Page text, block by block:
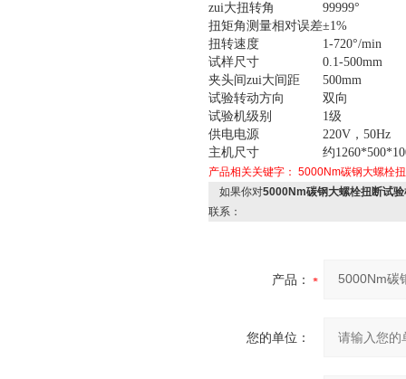
zui大扭转角
99999°
扭矩角测量相对误差±1%
扭转速度
1-720°/min
试样尺寸
0.1-500mm
夹头间zui大间距
500mm
试验转动方向
双向
试验机级别
1级
供电电源
220V，50Hz
主机尺寸
约
产品相关关键字： 5000Nm碳钢大螺栓
如果你对5000Nm碳钢大螺栓扭断试
联系：
产品：
您的单位：